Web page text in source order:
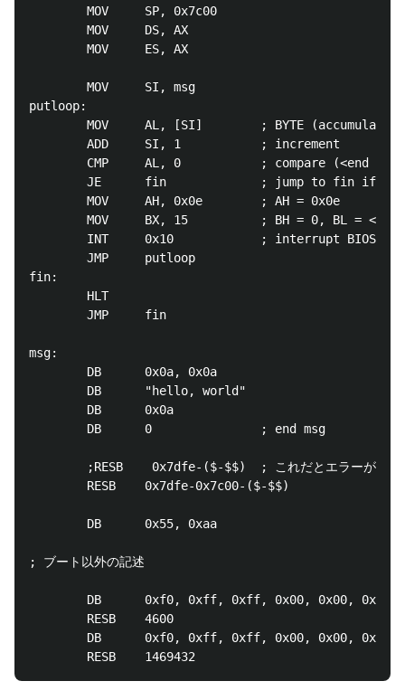
        MOV     SP, 0x7c00
        MOV     DS, AX
        MOV     ES, AX
        MOV     SI, msg
putloop:
MOV     AL, [SI]        ; BYTE (accumulator
        ADD     SI, 1           ; increment
CMP     AL, 0           ; compare (<end
JE      fin             ; jump to fin if
        MOV     AH, 0x0e        ; AH = 0x0e
MOV     BX, 15          ; BH = 0, BL =
        INT     0x10            ; interrupt BIOS
        JMP     putloop
fin:
        HLT
        JMP     fin
msg:
        DB      0x0a, 0x0a
        DB      "hello, world"
        DB      0x0a
        DB      0               ; end msg
;RESB    0x7dfe-($-$$)  ; これだとエラーが出た
        RESB    0x7dfe-0x7c00-($-$$)
        DB      0x55, 0xaa
; ブート以外の記述
DB      0xf0, 0xff, 0xff, 0x00, 0x00, 0x00,
        RESB    4600
DB      0xf0, 0xff, 0xff, 0x00, 0x00, 0x00,